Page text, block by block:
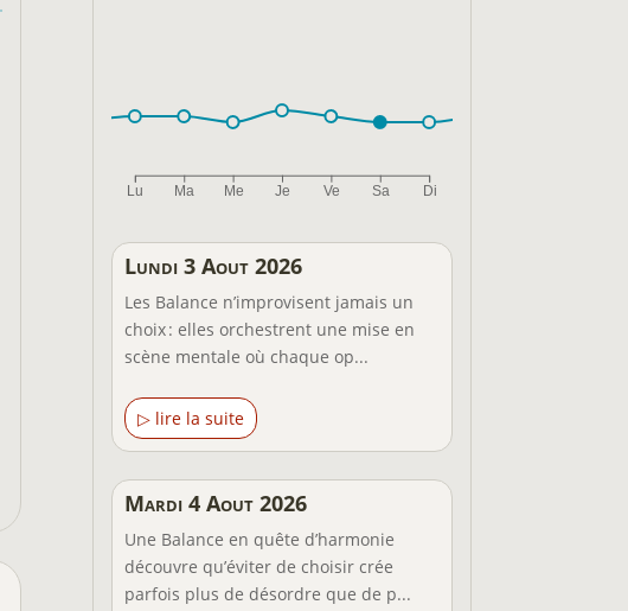
Lu Ma Me Je Ve Sa Di
Lundi 3 Aout 2026
Les Balance n’improvisent jamais un
choix : elles orchestrent une mise en
scène mentale où chaque op...
▷ lire la suite
Mardi 4 Aout 2026
Une Balance en quête d’harmonie
découvre qu’éviter de choisir crée
parfois plus de désordre que de p...